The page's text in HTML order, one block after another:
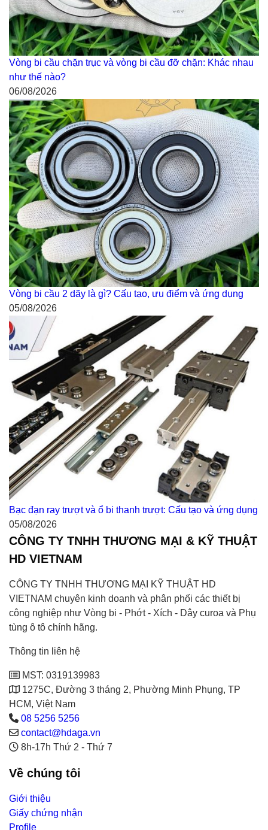
Vòng bi cầu chặn trục và vòng bi cầu đỡ chặn: Khác nhau
như thế nào?
06/08/2026
Vòng bi cầu 2 dãy là gì? Cấu tạo, ưu điểm và ứng dụng
05/08/2026
Bạc đạn ray trượt và ổ bi thanh trượt: Cấu tạo và ứng dụng
05/08/2026
CÔNG TY TNHH THƯƠNG MẠI & KỸ THUẬT
HD VIETNAM
CÔNG TY TNHH THƯƠNG MẠI KỸ THUẬT HD
VIETNAM chuyên kinh doanh và phân phối các thiết bị
công nghiệp như Vòng bi - Phớt - Xích - Dây curoa và Phụ
tùng ô tô chính hãng.
Thông tin liên hệ
MST: 0319139983
1275C, Đường 3 tháng 2, Phường Minh Phụng, TP
HCM, Việt Nam
08 5256 5256
contact@hdaga.vn
8h-17h Thứ 2 - Thứ 7
Về chúng tôi
Giới thiệu
Giấy chứng nhận
Profile